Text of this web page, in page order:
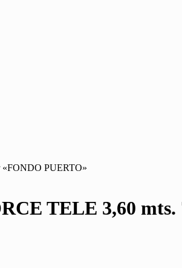
PUERTO»
TELE 3,60 mts.